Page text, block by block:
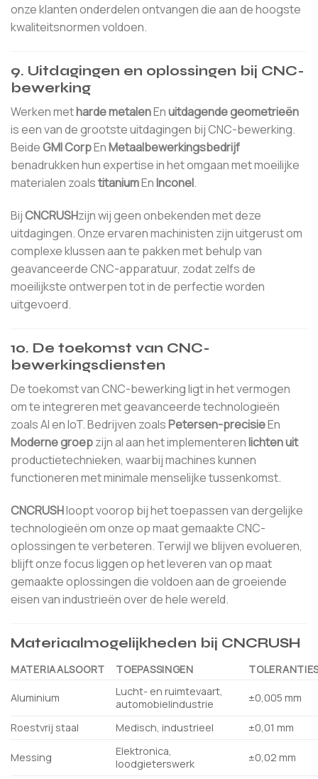
onze klanten onderdelen ontvangen die aan de hoogste
kwaliteitsnormen voldoen.
9. Uitdagingen en oplossingen bij CNC-
bewerking
Werken metharde metalenEnuitdagende geometrieën
is een van de grootste uitdagingen bij CNC-bewerking.
BeideGMI CorpEnMetaalbewerkingsbedrijf
benadrukken hun expertise in het omgaan met moeilijke
materialen zoalstitaniumEnInconel.
BijCNCRUSHzijn wij geen onbekenden met deze
uitdagingen. Onze ervaren machinisten zijn uitgerust om
complexe klussen aan te pakken met behulp van
geavanceerde CNC-apparatuur, zodat zelfs de
moeilijkste ontwerpen tot in de perfectie worden
uitgevoerd.
10. De toekomst van CNC-
bewerkingsdiensten
De toekomst van CNC-bewerking ligt in het vermogen
om te integreren met geavanceerde technologieën
zoals AI en IoT. Bedrijven zoalsPetersen-precisieEn
Moderne groepzijn al aan het implementerenlichten uit
productietechnieken, waarbij machines kunnen
functioneren met minimale menselijke tussenkomst.
CNCRUSHloopt voorop bij het toepassen van dergelijke
technologieën om onze op maat gemaakte CNC-
oplossingen te verbeteren. Terwijl we blijven evolueren,
blijft onze focus liggen op het leveren van op maat
gemaakte oplossingen die voldoen aan de groeiende
eisen van industrieën over de hele wereld.
Materiaalmogelijkheden bij CNCRUSH
MATERIAALSOORT TOEPASSINGEN
Aluminium
Lucht- en ruimtevaart,
automobielindustrie
±0,005 mm
Roestvrij staal Medisch, industrieel ±0,01 mm
Messing
Elektronica,
loodgieterswerk
±0,02 mm